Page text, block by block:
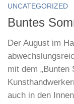
UNCATEGORIZED
Buntes
Der August im
mit dem „Bunten
auch in den